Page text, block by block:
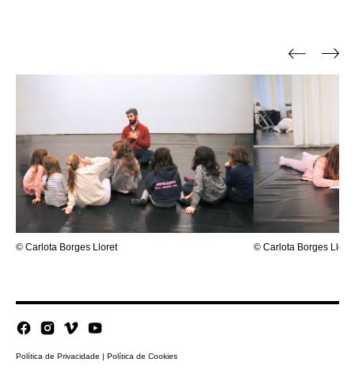
© Carlota Borges Lloret © Carlota Borges Lloret
Política de Privacidade | Política de Cookies